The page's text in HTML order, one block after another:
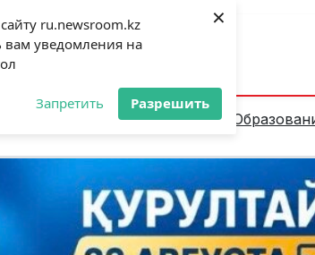
ru.newsroom.kz
вам уведомления на
Запретить Разрешить
×
Алматы:31°C Шымкент:
Новости Аналитика